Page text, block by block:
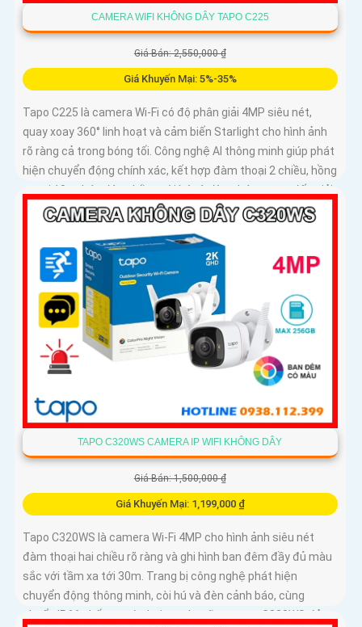
CAMERA WIFI KHÔNG DÂY TAPO C225
Giá Bán: 2,550,000 ₫
Giá Khuyến Mại: 5%-35%
Tapo C225 là camera Wi-Fi có độ phân giải 4MP siêu nét,
quay xoay 360° linh hoạt và cảm biến Starlight cho hình ảnh
rõ ràng cả trong bóng tối. Công nghệ AI thông minh giúp phát
hiện chuyển động chính xác, kết hợp đàm thoại 2 chiều, hồng
ngoại 10m, báo động bằng còi hú và đèn nháy, mang đến giải
pháp an ninh toàn diện, với khe cắm thẻ nhớ hỗ trợ tới 512GB
TAPO C320WS CAMERA IP WIFI KHÔNG DÂY
Giá Bán: 1,500,000 ₫
Giá Khuyến Mại: 1,199,000 ₫
Tapo C320WS là camera Wi-Fi 4MP cho hình ảnh siêu nét
đàm thoại hai chiều rõ ràng và ghi hình ban đêm đầy đủ màu
sắc với tầm xa tới 30m. Trang bị công nghệ phát hiện
chuyển động thông minh, còi hú và đèn cảnh báo, cùng
chuẩn IP66 chống nước bụi mạnh mẽ, camera C320WS đảm